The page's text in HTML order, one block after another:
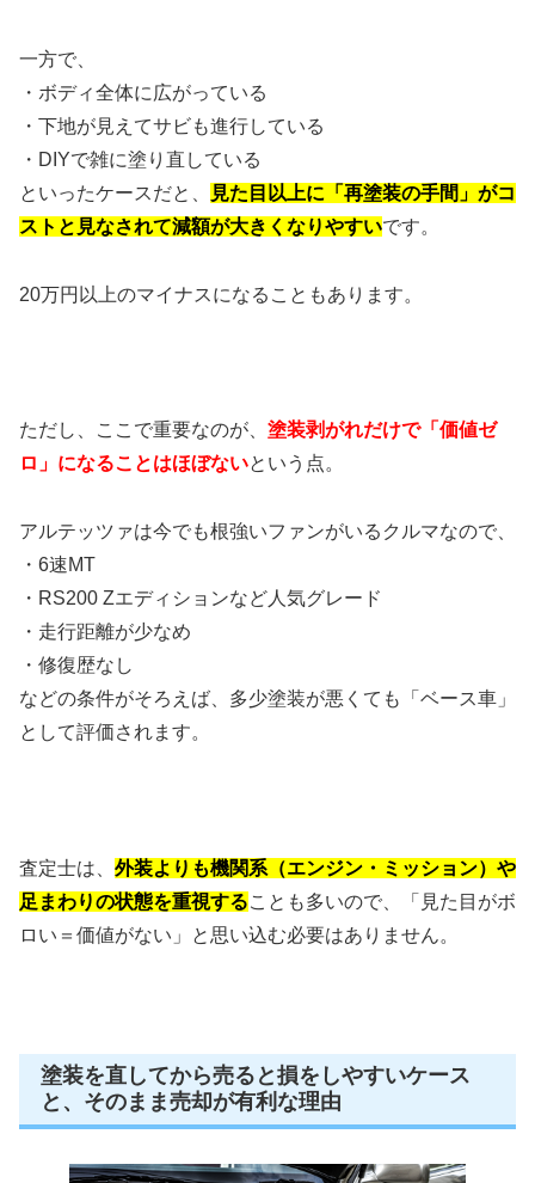
一方で、
・ボディ全体に広がっている
・下地が見えてサビも進行している
・DIYで雑に塗り直している
といったケースだと、
見た目以上に「再塗装の手間」がコ
ストと見なされて減額が大きくなりやすいです。
20万円以上のマイナスになることもあります。
ただし、ここで重要なのが、 塗装剥がれだけで「価値ゼ
ロ」になることはほぼないという点。
アルテッツァは今でも根強いファンがいるクルマなので、
・6速MT
・RS200 Zエディションなど人気グレード
・走行距離が少なめ
・修復歴なし
などの条件がそろえば、多少塗装が悪くても「ベース車」
として評価されます。
査定士は、 外装よりも機関系（エンジン・ミッション）や
足まわりの状態を重視することも多いので、「見た目がボ
ロい＝価値がない」と思い込む必要はありません。
塗装を直してから売ると損をしやすいケース
と、そのまま売却が有利な理由